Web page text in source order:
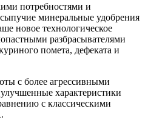
потребностями и
минеральные удобрения
новое технологическое
разбрасывателями
помета, дефеката и
с более агрессивными
характеристики
с классическими